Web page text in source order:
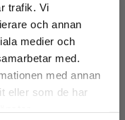
trafik. Vi
och annan
medier och
med.
med annan
eller som de har
utanför Sverige.